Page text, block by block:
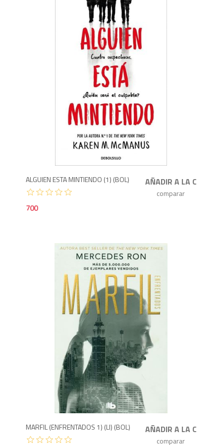
ALGUIEN ESTA MINTIENDO (1) (BOL)
700
MARFIL (ENFRENTADOS 1) (LI) (BOL)